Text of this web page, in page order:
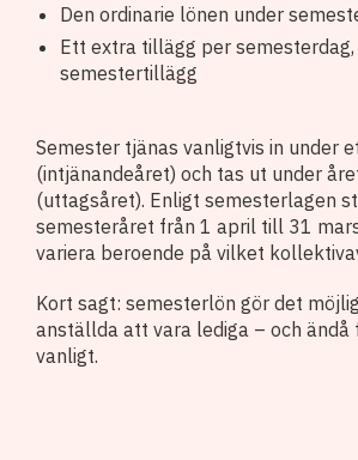
Den ordinarie lönen under
Ett extra tillägg per
semestertillägg
Semester tjänas vanligtvis in under
(intjänandeåret) och tas ut under
(uttagsåret). Enligt semesterlagen
semesteråret från 1 april till 31
variera beroende på vilket
Kort sagt: semesterlön gör det
anställda att vara lediga – och ändå
vanligt.